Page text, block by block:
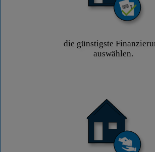
die günstigste
auswählen.